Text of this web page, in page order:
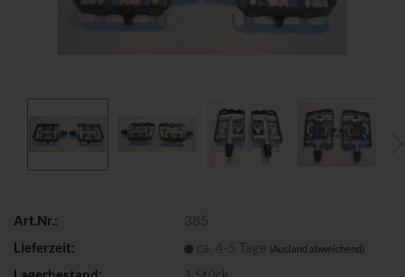
Art.Nr.:
385
Lieferzeit:
ca. 4-5 Tage (Ausland abweichend)